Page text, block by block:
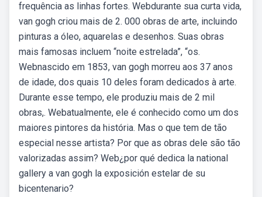
frequência as linhas fortes. Webdurante sua curta vida,
van gogh criou mais de 2. 000 obras de arte, incluindo
pinturas a óleo, aquarelas e desenhos. Suas obras
mais famosas incluem “noite estrelada”, “os.
Webnascido em 1853, van gogh morreu aos 37 anos
de idade, dos quais 10 deles foram dedicados à arte.
Durante esse tempo, ele produziu mais de 2 mil
obras,. Webatualmente, ele é conhecido como um dos
maiores pintores da história. Mas o que tem de tão
especial nesse artista? Por que as obras dele são tão
valorizadas assim? Web¿por qué dedica la national
gallery a van gogh la exposición estelar de su
bicentenario?